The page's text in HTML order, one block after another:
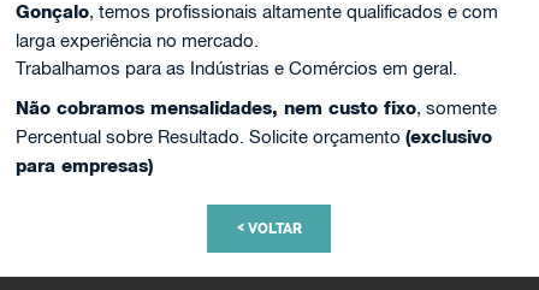
Gonçalo, temos profissionais altamente qualificados e com
larga experiência no mercado.
Trabalhamos para as Indústrias e Comércios em geral.
Não cobramos mensalidades, nem custo fixo, somente
Percentual sobre Resultado. Solicite orçamento(exclusivo
para empresas)
<VOLTAR